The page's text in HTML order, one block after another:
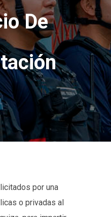
De
por una
o privadas al